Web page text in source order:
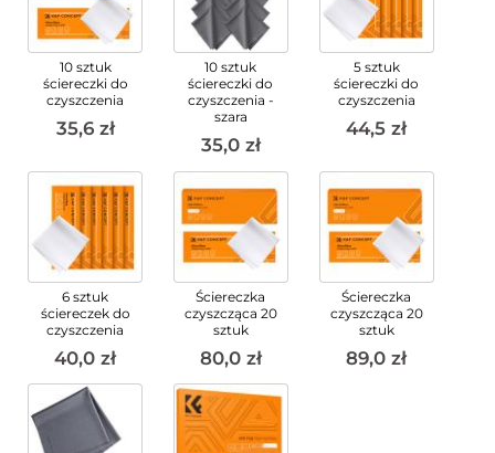
10 sztuk
ściereczki do
czyszczenia
35,6 zł
10 sztuk
ściereczki do
czyszczenia -
szara
35,0 zł
5 sztuk
ściereczki do
czyszczenia
44,5 zł
6 sztuk
ściereczek do
czyszczenia
40,0 zł
Ściereczka
czyszcząca 20
sztuk
80,0 zł
Ściereczka
czyszcząca 20
sztuk
89,0 zł